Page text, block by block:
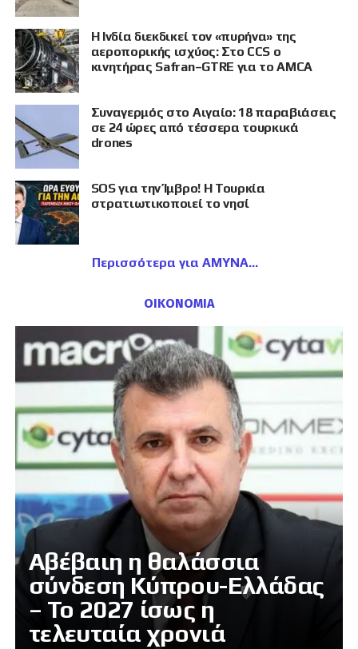
Η Ινδία διεκδικεί τον «πυρήνα» της
αεροπορικής ισχύος: Στο CCS ο
κινητήρας Safran–GTRE για το AMCA
Συναγερμός στο Αιγαίο: 18 παραβιάσεις
σε 24 ώρες από τέσσερα τουρκικά
drones
SOS για την Ίμβρο! Η Τουρκία
στρατιωτικοποιεί το νησί
Περισσότερα για ΑΜΥΝΑ
ΟΙΚΟΝΟΜΙΑ
Αβέβαιη η θαλάσσια
σύνδεση Κύπρου-Ελλάδας
– Το 2027 ίσως η
τελευταία χρονιά